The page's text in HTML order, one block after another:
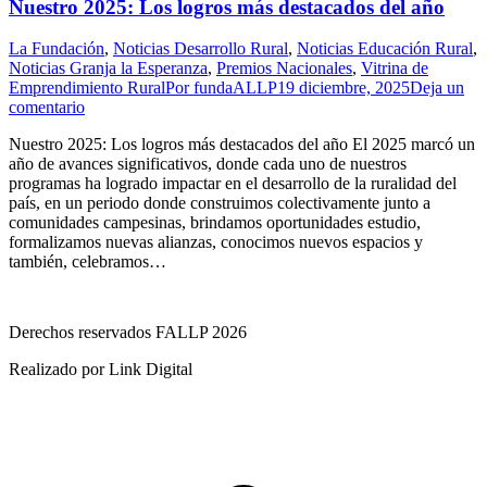
Nuestro 2025: Los logros más destacados del año
La Fundación, Noticias Desarrollo Rural, Noticias Educación Rural,
Noticias Granja la Esperanza, Premios Nacionales, Vitrina de
Emprendimiento RuralPorfundaALLP19 diciembre, 2025Deja un
comentario
Nuestro 2025: Los logros más destacados del año El 2025 marcó un
año de avances significativos, donde cada uno de nuestros
programas ha logrado impactar en el desarrollo de la ruralidad del
país, en un periodo donde construimos colectivamente junto a
comunidades campesinas, brindamos oportunidades estudio,
formalizamos nuevas alianzas, conocimos nuevos espacios y
también, celebramos…
Derechos reservados FALLP 2026
Realizado por Link Digital